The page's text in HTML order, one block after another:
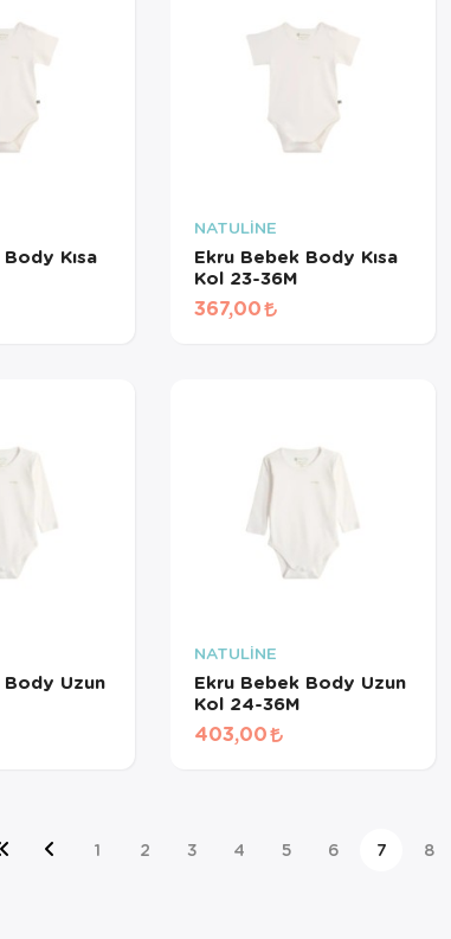
Kısa
NATULİNE
Ekru Bebek Body Kısa
Kol 23-36M
367,00
Uzun
NATULİNE
Ekru Bebek Body Uzun
Kol 24-36M
403,00
1 2 3 4 5 6 7 8
geçerlidir.